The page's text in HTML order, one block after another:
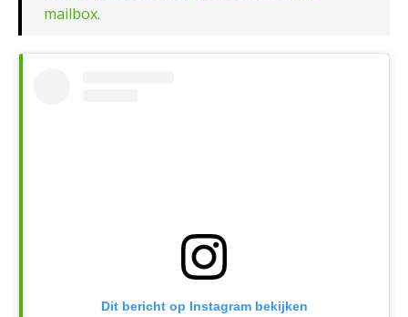
mailbox.
Dit bericht op Instagram bekijken